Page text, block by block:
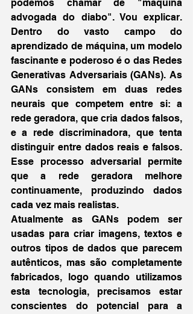
podemos chamar de "máquina
advogada do diabo". Vou explicar.
Dentro do vasto campo do
aprendizado de máquina, um modelo
fascinante e poderoso é o das Redes
Generativas Adversariais (GANs). As
GANs consistem em duas redes
neurais que competem entre si: a
rede geradora, que cria dados falsos,
e a rede discriminadora, que tenta
distinguir entre dados reais e falsos.
Esse processo adversarial permite
que a rede geradora melhore
continuamente, produzindo dados
cada vez mais realistas.
Atualmente as GANs podem ser
usadas para criar imagens, textos e
outros tipos de dados que parecem
autênticos, mas são completamente
fabricados, logo quando utilizamos
esta tecnologia, precisamos estar
conscientes do potencial para a